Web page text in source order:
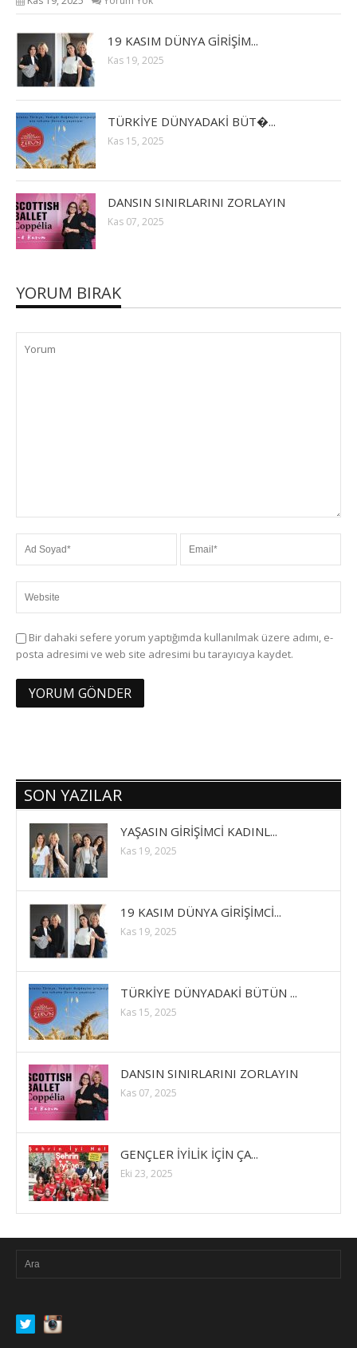
19 KASIM DÜNYA GİRİŞİM...
Kas 19, 2025
TÜRKİYE DÜNYADAKİ BÜT�...
Kas 15, 2025
DANSIN SINIRLARINI ZORLAYIN
Kas 07, 2025
YORUM BIRAK
Bir dahaki sefere yorum yaptığımda kullanılmak üzere adımı, e-
posta adresimi ve web site adresimi bu tarayıcıya kaydet.
SON YAZILAR
YAŞASIN GİRİŞİMCİ KADINL...
Kas 19, 2025
19 KASIM DÜNYA GİRİŞİMCİ...
Kas 19, 2025
TÜRKİYE DÜNYADAKİ BÜTÜN ...
Kas 15, 2025
DANSIN SINIRLARINI ZORLAYIN
Kas 07, 2025
GENÇLER İYİLİK İÇİN ÇA...
Eki 23, 2025